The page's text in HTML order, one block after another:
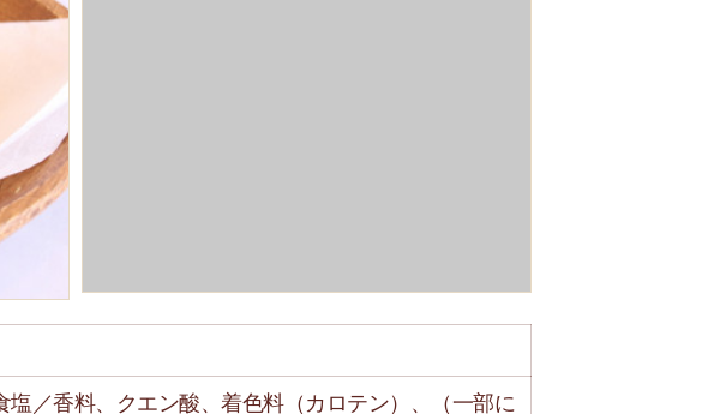
／香料、クエン酸、着色料（カロテン）、（一部に